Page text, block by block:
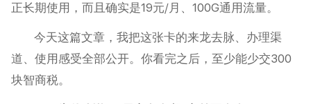
正长期使用，而且确实是19元/月、100G通用流量。
今天这篇文章，我把这张卡的来龙去脉、办理渠
道、使用感受全部公开。你看完之后，至少能少交300
块智商税。